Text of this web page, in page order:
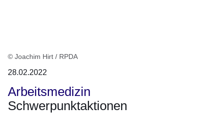
© Joachim Hirt / RPDA
28.02.2022
Arbeitsmedizin
Schwerpunktaktionen